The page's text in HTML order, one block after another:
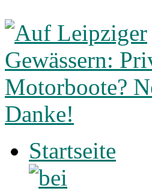
Startseite